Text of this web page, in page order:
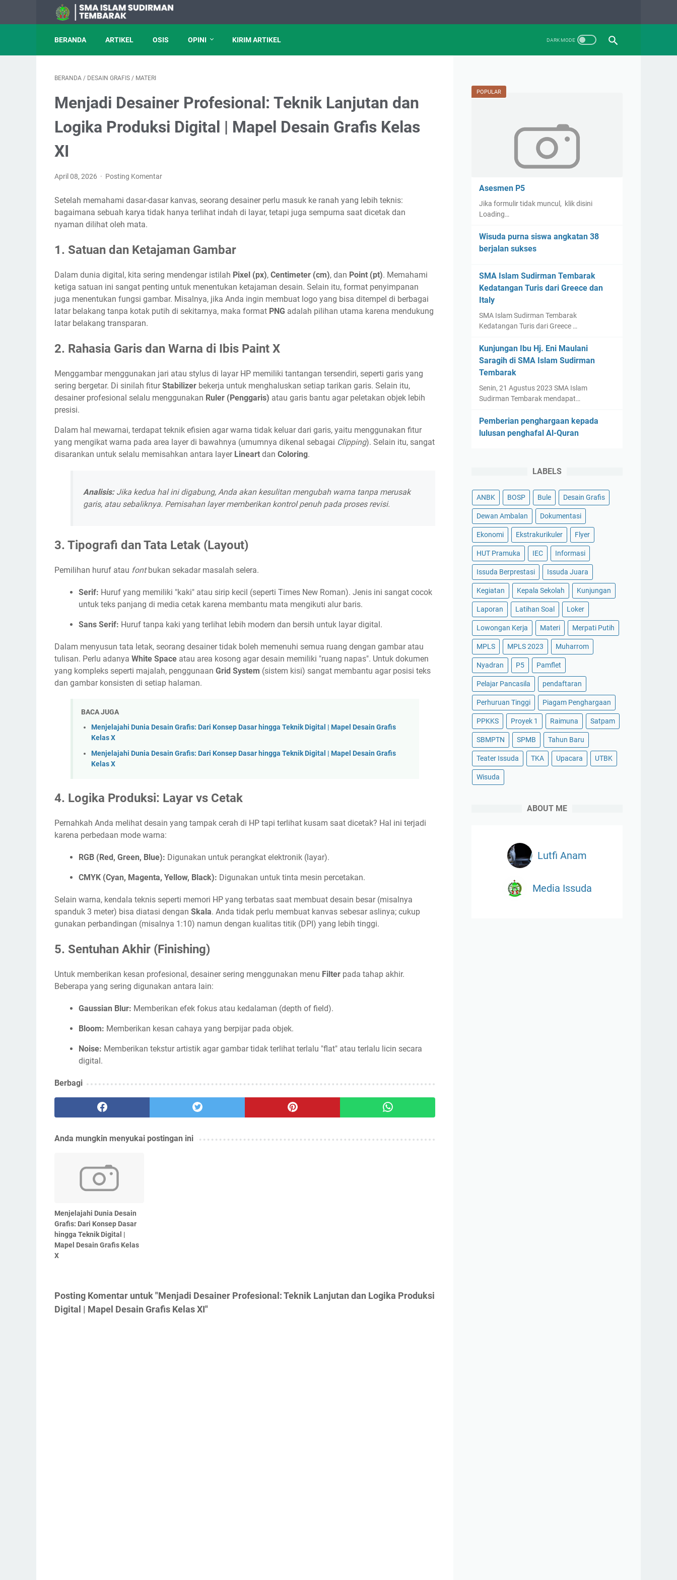
BERANDA ARTIKEL OSIS OPINI KIRIM ARTIKEL
BERANDA / DESAIN GRAFIS / MATERI
Menjadi Desainer Profesional: Teknik Lanjutan dan
Logika Produksi Digital | Mapel Desain Grafis Kelas
XI
April 08, 2026 Posting Komentar
Setelah memahami dasar-dasar kanvas, seorang desainer perlu masuk ke ranah yang lebih teknis:
bagaimana sebuah karya tidak hanya terlihat indah di layar, tetapi juga sempurna saat dicetak dan
nyaman dilihat oleh mata.
1. Satuan dan Ketajaman Gambar
Dalam dunia digital, kita sering mendengar istilah Pixel (px), Centimeter (cm), dan Point (pt). Memahami
ketiga satuan ini sangat penting untuk menentukan ketajaman desain. Selain itu, format penyimpanan
juga menentukan fungsi gambar. Misalnya, jika Anda ingin membuat logo yang bisa ditempel di berbagai
latar belakang tanpa kotak putih di sekitarnya, maka format PNG adalah pilihan utama karena mendukung
latar belakang transparan.
2. Rahasia Garis dan Warna di Ibis Paint X
Menggambar menggunakan jari atau stylus di layar HP memiliki tantangan tersendiri, seperti garis yang
sering bergetar. Di sinilah fiturStabilizer bekerja untuk menghaluskan setiap tarikan garis. Selain itu,
desainer profesional selalu menggunakan Ruler (Penggaris) atau garis bantu agar peletakan objek lebih
presisi.
Dalam hal mewarnai, terdapat teknik efisien agar warna tidak keluar dari garis, yaitu menggunakan fitur
yang mengikat warna pada area layer di bawahnya (umumnya dikenal sebagai Clipping). Selain itu, sangat
disarankan untuk selalu memisahkan antara layer Lineart dan Coloring.
Analisis:Jika kedua hal ini digabung, Anda akan kesulitan mengubah warna tanpa merusak
garis, atau sebaliknya. Pemisahan layer memberikan kontrol penuh pada proses revisi.
3. Tipografi dan Tata Letak (Layout)
Pemilihan huruf atau fontbukan sekadar masalah selera.
Serif: Huruf yang memiliki "kaki" atau sirip kecil (seperti Times New Roman). Jenis ini sangat cocok
untuk teks panjang di media cetak karena membantu mata mengikuti alur baris.
Sans Serif: Huruf tanpa kaki yang terlihat lebih modern dan bersih untuk layar digital.
Dalam menyusun tata letak, seorang desainer tidak boleh memenuhi semua ruang dengan gambar atau
tulisan. Perlu adanya White Space atau area kosong agar desain memiliki "ruang napas". Untuk dokumen
yang kompleks seperti majalah, penggunaan Grid System (sistem kisi) sangat membantu agar posisi teks
dan gambar konsisten di setiap halaman.
BACA JUGA
Menjelajahi Dunia Desain Grafis: Dari Konsep Dasar hingga Teknik Digital | Mapel Desain Grafis
Kelas X
Menjelajahi Dunia Desain Grafis: Dari Konsep Dasar hingga Teknik Digital | Mapel Desain Grafis
Kelas X
4. Logika Produksi: Layar vs Cetak
Pernahkah Anda melihat desain yang tampak cerah di HP tapi terlihat kusam saat dicetak? Hal ini terjadi
karena perbedaan mode warna:
RGB (Red, Green, Blue): Digunakan untuk perangkat elektronik (layar).
CMYK (Cyan, Magenta, Yellow, Black): Digunakan untuk tinta mesin percetakan.
Selain warna, kendala teknis seperti memori HP yang terbatas saat membuat desain besar (misalnya
spanduk 3 meter) bisa diatasi dengan Skala. Anda tidak perlu membuat kanvas sebesar aslinya; cukup
gunakan perbandingan (misalnya 1:10) namun dengan kualitas titik (DPI) yang lebih tinggi.
5. Sentuhan Akhir (Finishing)
Untuk memberikan kesan profesional, desainer sering menggunakan menu Filter pada tahap akhir.
Beberapa yang sering digunakan antara lain:
Gaussian Blur: Memberikan efek fokus atau kedalaman (depth of field).
Bloom: Memberikan kesan cahaya yang berpijar pada objek.
Noise: Memberikan tekstur artistik agar gambar tidak terlihat terlalu "flat" atau terlalu licin secara
digital.
Berbagi
Anda mungkin menyukai postingan ini
Menjelajahi Dunia Desain
Grafis: Dari Konsep Dasar
hingga Teknik Digital |
Mapel Desain Grafis Kelas
X
Posting Komentar untuk "Menjadi Desainer Profesional: Teknik Lanjutan dan Logika Produksi
Digital | Mapel Desain Grafis Kelas XI"
POPULAR
Asesmen P5
Jika formulir tidak muncul, klik disini
Loading…
Wisuda purna siswa angkatan 38
berjalan sukses
SMA Islam Sudirman Tembarak
Kedatangan Turis dari Greece dan
Italy
SMA Islam Sudirman Tembarak
Kedatangan Turis dari Greece …
Kunjungan Ibu Hj. Eni Maulani
Saragih di SMA Islam Sudirman
Tembarak
Senin, 21 Agustus 2023 SMA Islam
Sudirman Tembarak mendapat…
Pemberian penghargaan kepada
lulusan penghafal Al-Quran
LABELS
ANBK BOSP Bule Desain Grafis
Dewan Ambalan Dokumentasi
Ekonomi Ekstrakurikuler Flyer
HUT Pramuka IEC Informasi
Issuda Berprestasi Issuda Juara
Kegiatan Kepala Sekolah Kunjungan
Laporan Latihan Soal Loker
Lowongan Kerja Materi Merpati Putih
MPLS MPLS 2023 Muharrom
Nyadran P5 Pamflet
Pelajar Pancasila pendaftaran
Perhuruan Tinggi Piagam Penghargaan
PPKKS Proyek 1 Raimuna Satpam
SBMPTN SPMB Tahun Baru
Teater Issuda TKA Upacara UTBK
Wisuda
ABOUT ME
Lutfi Anam
Media Issuda